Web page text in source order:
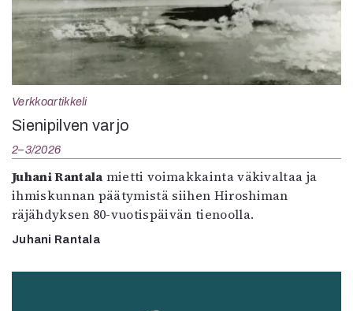
Verkkoartikkeli
Sienipilven varjo
2–3/2026
Juhani Rantala mietti voimakkainta väkivaltaa ja
ihmiskunnan päätymistä siihen Hiroshiman
räjähdyksen 80-vuotispäivän tienoolla.
Juhani Rantala